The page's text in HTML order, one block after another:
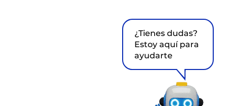
¿Tienes dudas?
Estoy aquí para
ayudarte